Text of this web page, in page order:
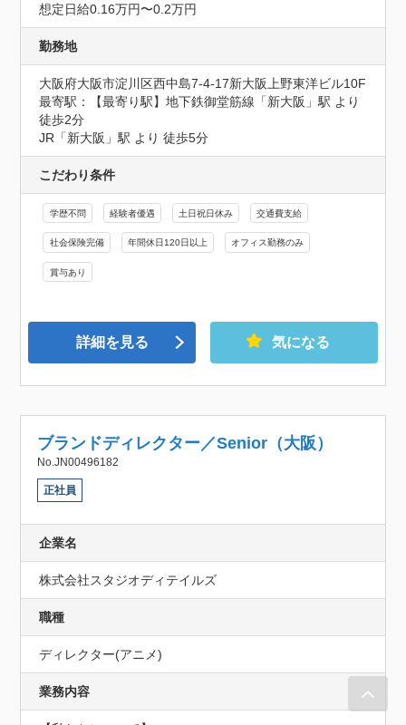
想定日給0.16万円〜0.2万円
勤務地
大阪府大阪市淀川区西中島7-4-17新大阪上野東洋ビル10F
最寄駅：【最寄り駅】地下鉄御堂筋線「新大阪」駅 より
徒歩2分
JR「新大阪」駅 より 徒歩5分
こだわり条件
学歴不問 経験者優遇 土日祝日休み 交通費支給
社会保険完備 年間休日120日以上 オフィス勤務のみ
賞与あり
詳細を見る 気になる
ブランドディレクター／Senior（大阪）
No.JN00496182
正社員
企業名
株式会社スタジオディテイルズ
職種
ディレクター(アニメ)
業務内容